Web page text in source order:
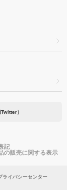
）
記
の販売に関する表示
ライバシーセンター